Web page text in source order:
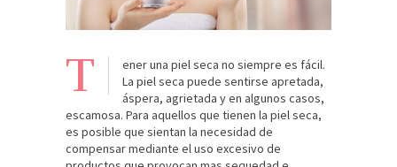
T
ener una piel seca no siempre es fácil.
La piel seca puede sentirse apretada,
áspera, agrietada y en algunos casos,
escamosa. Para aquellos que tienen la piel seca,
es posible que sientan la necesidad de
compensar mediante el uso excesivo de